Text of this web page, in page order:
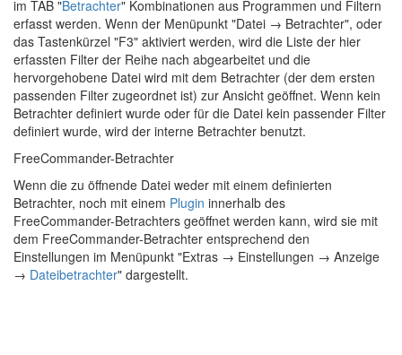
im TAB "Betrachter" Kombinationen aus Programmen und Filtern
erfasst werden. Wenn der Menüpunkt "Datei → Betrachter", oder
das Tastenkürzel "F3" aktiviert werden, wird die Liste der hier
erfassten Filter der Reihe nach abgearbeitet und die
hervorgehobene Datei wird mit dem Betrachter (der dem ersten
passenden Filter zugeordnet ist) zur Ansicht geöffnet. Wenn kein
Betrachter definiert wurde oder für die Datei kein passender Filter
definiert wurde, wird der interne Betrachter benutzt.
FreeCommander-Betrachter
Wenn die zu öffnende Datei weder mit einem definierten
Betrachter, noch mit einem Plugin innerhalb des
FreeCommander-Betrachters geöffnet werden kann, wird sie mit
dem FreeCommander-Betrachter entsprechend den
Einstellungen im Menüpunkt "Extras → Einstellungen → Anzeige
→ Dateibetrachter" dargestellt.